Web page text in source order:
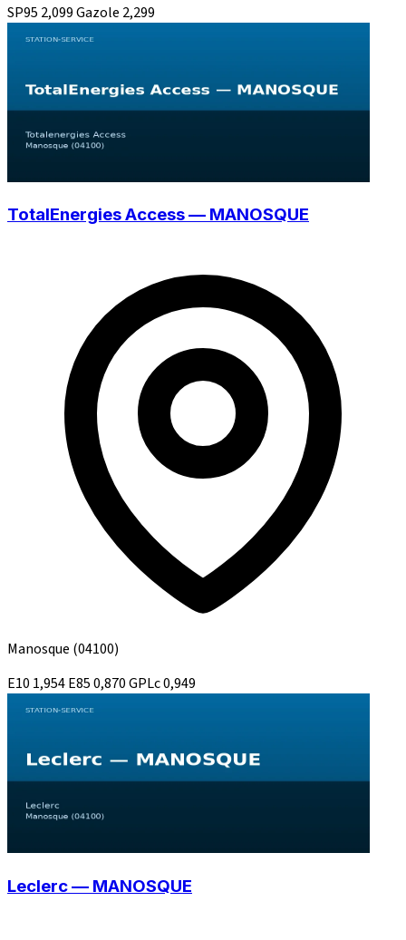
SP95 2,099Gazole 2,299
TotalEnergies Access — MANOSQUE
Manosque (04100)
E10 1,954E850,870GPLc0,949
Leclerc — MANOSQUE